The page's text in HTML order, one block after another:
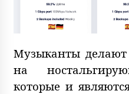
Музыканты делают
на
которые и